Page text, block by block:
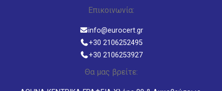
Επικοινωνία:
info@eurocert.gr
+30 2106252495
+30 2106253927
Θα μας βρείτε: